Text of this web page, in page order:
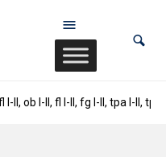
I-II, ob I-II, fl I-II, fg I-II, tpa I-II, tpt